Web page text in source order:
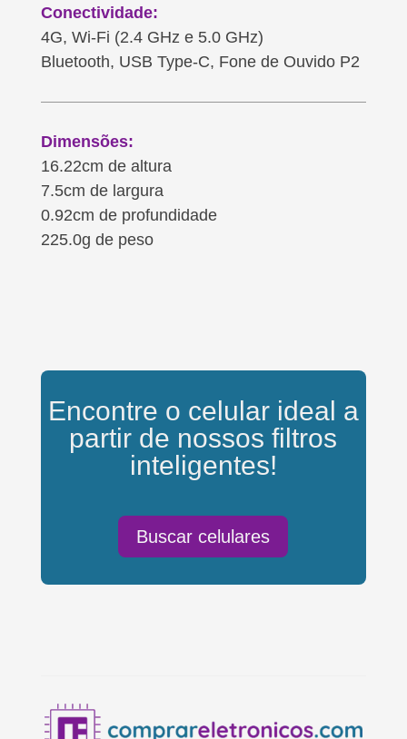
Conectividade:
4G, Wi-Fi (2.4 GHz e 5.0 GHz)
Bluetooth, USB Type-C, Fone de Ouvido P2
Dimensões:
16.22cm de altura
7.5cm de largura
0.92cm de profundidade
225.0g de peso
Encontre o celular ideal a
partir de nossos filtros
inteligentes!
Buscar celulares